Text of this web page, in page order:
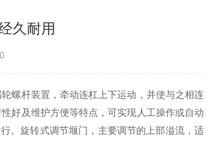
久耐用
螺杆装置，牵动连杠上下运动，并使与之相连
好及维护方便等特点，可实现人工操作或自动
。旋转式调节堰门，主要调节的上部溢流，适